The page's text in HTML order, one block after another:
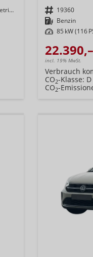
Doppelkupplungsgetriebe (DSG)
(PDF)
parken
Fahrzeugnr. 19360
Kraftstoff Benzin
Leistung 85 kW (116
incl. 19% MwSt.
Verbrauch
CO2-Klasse: D
CO2-